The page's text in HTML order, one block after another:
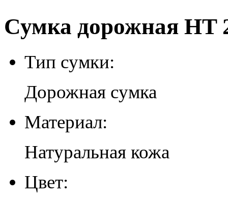
Сумка дорожная HT
Тип сумки:
Дорожная сумка
Материал:
Натуральная кожа
Цвет: